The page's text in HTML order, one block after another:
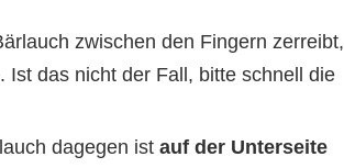
zwischen den Fingern zerreibt,
Ist das nicht der Fall, bitte schnell die
dagegen ist auf der Unterseite